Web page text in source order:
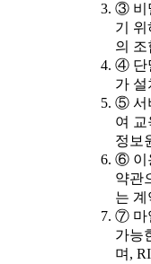
③ 비
기
의 조
④ 단
가 설
⑤ 서
여
정보
⑥ 이
약관
는
⑦ 마
가능
며,